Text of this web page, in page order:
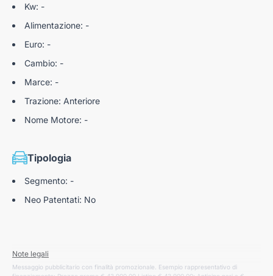
Kw: -
Alimentazione: -
Euro: -
Cambio: -
Marce: -
Trazione: Anteriore
Nome Motore: -
Tipologia
Segmento: -
Neo Patentati: No
Note legali
Messaggio pubblicitario con finalità promozionale. Esempio rappresentativo di